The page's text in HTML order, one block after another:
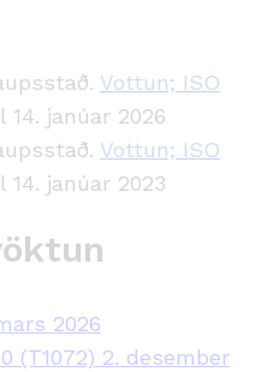
Vottun; ISO
14. janúar 2026
Vottun; ISO
14. janúar 2023
2026
(T1072) 2. desember